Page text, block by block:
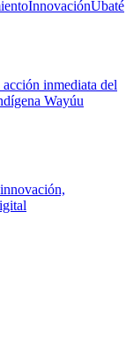
InnovaciónUbaté
inmediata del
Wayúu